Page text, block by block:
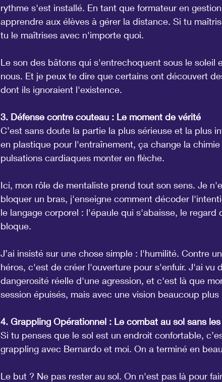
rythme s'est installé. En tant que formateur en
apprendre aux élèves à gérer la distance. Si tu
tu le maîtrises avec n'importe quoi.
Le son des bâtons qui s'entrechoquent sous le soleil
nous. Et je peux te dire que certains ont découvert
dont ils ignoraient l'existence.
3. Défense contre couteau : Le moment de vérité
C’est sans doute la partie la plus sérieuse et la plus
en plastique pour l'entraînement, ça change la
pulsations cardiaques monter en flèche.
Ici, mon rôle de mentaliste prend tout son sens. Je
bloquer un bras, j'enseigne comment décoder
le langage corporel : l'épaule qui s'abaisse, le regard
bloque.
J’ai insisté sur une chose simple : l'humilité. Contre
héros, c'est de créer l'ouverture pour s'enfuir. J'ai vu
dangerosité réelle d'une agression, et c'est là que
session épuisés, mais avec une vision beaucoup
4. Grappling Opérationnel : Le combat au sol sans
Si tu penses que le sol est un endroit confortable,
grappling avec Bernardo et moi. On a terminé en
Le but ? Ne pas rester au sol. On n'est pas là pour